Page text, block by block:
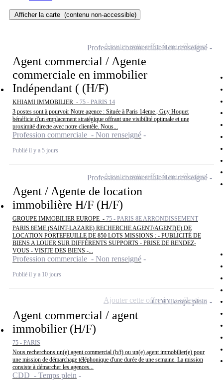
Afficher la carte (contenu non-accessible)
Agent commercial / Agente
commerciale en immobilier
Indépendant ( (H/F)
KHIAMI IMMOBILIER - 75 - PARIS 14
3 postes sont à pourvoir Notre agence : Située à Paris 14eme , Guy Hoquet
bénéficie d'un emplacement stratégique offrant une visibilité optimale et une
proximité directe avec notre clientèle. Nous...
Profession commerciale - Non renseigné
Publié il y a 5 jours
Profession commercialeNon renseigné
Ajouter cette offre à ma sélection
Agent / Agente de location
immobilière H/F (H/F)
GROUPE IMMOBILIER EUROPE - 75 - PARIS 8E ARRONDISSEMENT
PARIS 8EME (SAINT-LAZARE) RECHERCHE AGENT/AGENT(E) DE
LOCATION PORTEFEUILLE DE 850 LOTS MISSIONS : - PUBLICITÉ DE
BIENS A LOUER SUR DIFFÉRENTS SUPPORTS - PRISE DE RENDEZ-
VOUS - VISITE DES BIENS -...
Profession commerciale - Non renseigné
Publié il y a 10 jours
Profession commercialeNon renseigné
Ajouter cette offre à ma sélection
Agent commercial / agent
immobilier (H/F)
75 - PARIS
Nous recherchons un(e) agent commercial (h/f) ou un(e) agent immobilier(e) pour
une mission de démarchage téléphonique d'une durée de une semaine. La mission
consiste à démarcher les agences...
CDD - Temps plein
CDDTemps plein
Ajouter cette offre à ma sélection